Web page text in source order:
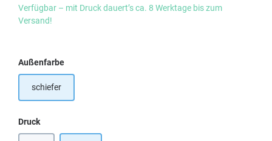
Verfügbar – mit Druck dauert’s ca. 8 Werktage bis zum
Versand!
Außenfarbeauswählen
schiefer
Druckauswählen